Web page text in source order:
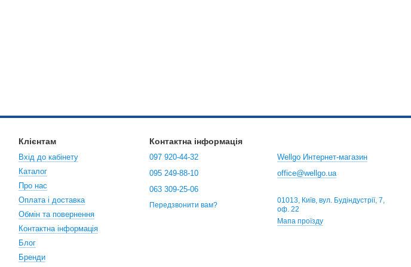
Клієнтам
Вхід до кабінету
Каталог
Про нас
Оплата і доставка
Обмін та повернення
Контактна інформація
Блог
Бренди
Контактна інформація
097 920-44-32
095 249-88-10
063 309-25-06
Передзвонити вам?
Wellgo Интернет-магазин
office@wellgo.ua
01013, Київ, вул. Будіндустрії, 7,
оф. 22
Мапа проїзду